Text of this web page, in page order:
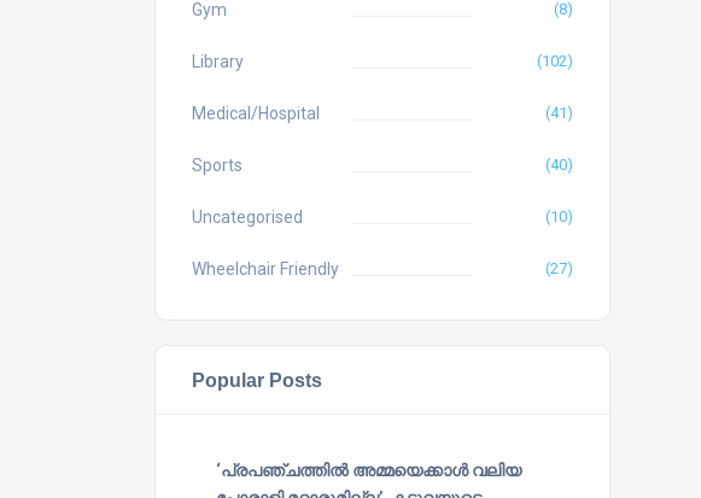
Gym (8)
Library (102)
Medical/Hospital (41)
Sports (40)
Uncategorised (10)
Wheelchair Friendly (27)
Popular Posts
‘പ്രപഞ്ചത്തില്‍ അമ്മയെക്കാള്‍ വലിയ